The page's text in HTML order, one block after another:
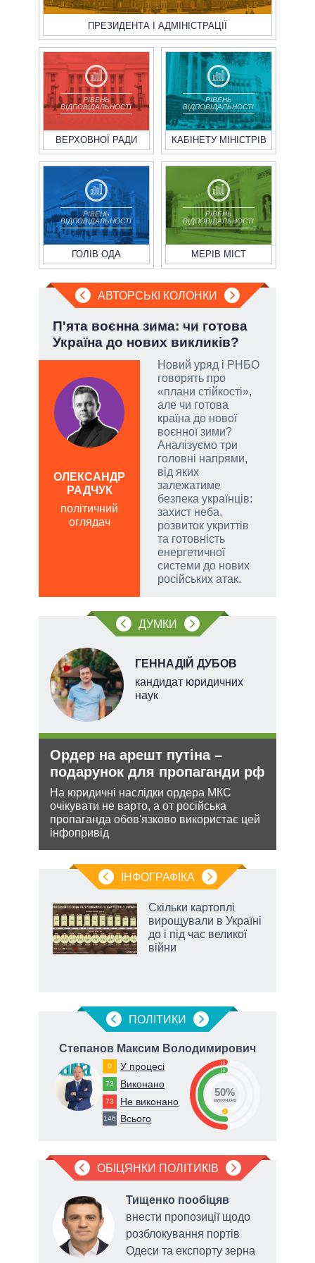
ПРЕЗИДЕНТА І АДМІНІСТРАЦІЇ
РІВЕНЬ
ВІДПОВІДАЛЬНОСТІ
ВЕРХОВНОЇ РАДИ
РІВЕНЬ
ВІДПОВІДАЛЬНОСТІ
КАБІНЕТУ МІНІСТРІВ
РІВЕНЬ
ВІДПОВІДАЛЬНОСТІ
ГОЛІВ ОДА
РІВЕНЬ
ВІДПОВІДАЛЬНОСТІ
МЕРІВ МІСТ
АВТОРСЬКІ КОЛОНКИ
П'ята воєнна зима: чи готова
Україна до нових викликів?
Новий уряд і РНБО
говорять про
«плани стійкості»,
але чи готова
країна до нової
воєнної зими?
Аналізуємо три
головні напрями,
від яких
залежатиме
безпека українців:
захист неба,
розвиток укриттів
та готовність
енергетичної
системи до нових
російських атак.
ОЛЕКСАНДР
РАДЧУК
політичний
оглядач
ДУМКИ
ГЕННАДІЙ ДУБОВ
кандидат юридичних
наук
Ордер на арешт путіна –
подарунок для пропаганди рф
На юридичні наслідки ордера МКС
очікувати не варто, а от російська
пропаганда обов'язково використає цей
інфопривід
ІНФОГРАФІКА
Скільки картоплі
вирощували в Україні
до і під час великої
війни
ПОЛIТИКИ
Степанов Максим Володимирович
0 У процесі
73 Виконано
73 Не виконано
146 Всього
50
50
0
50%
виконано
ОБІЦЯНКИ ПОЛІТИКІВ
Тищенко пообіцяв
внести пропозиції щодо
розблокування портів
Одеси та експорту зерна